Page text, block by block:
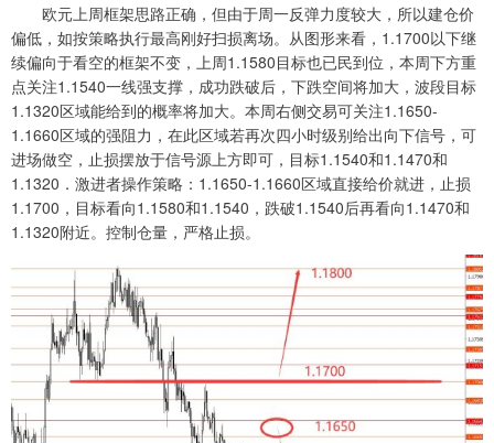
欧元上周框架思路正确，但由于周一反弹力度较大，所以建仓价
偏低，如按策略执行最高刚好扫损离场。从图形来看，1.1700以下继
续偏向于看空的框架不变，上周1.1580目标也已民到位，本周下方重
点关注1.1540一线强支撑，成功跌破后，下跌空间将加大，波段目标
1.1320区域能给到的概率将加大。本周右侧交易可关注1.1650-
1.1660区域的强阻力，在此区域若再次四小时级别给出向下信号，可
进场做空，止损摆放于信号源上方即可，目标1.1540和1.1470和
1.1320．激进者操作策略：1.1650-1.1660区域直接给价就进，止损
1.1700，目标看向1.1580和1.1540，跌破1.1540后再看向1.1470和
1.1320附近。控制仓量，严格止损。